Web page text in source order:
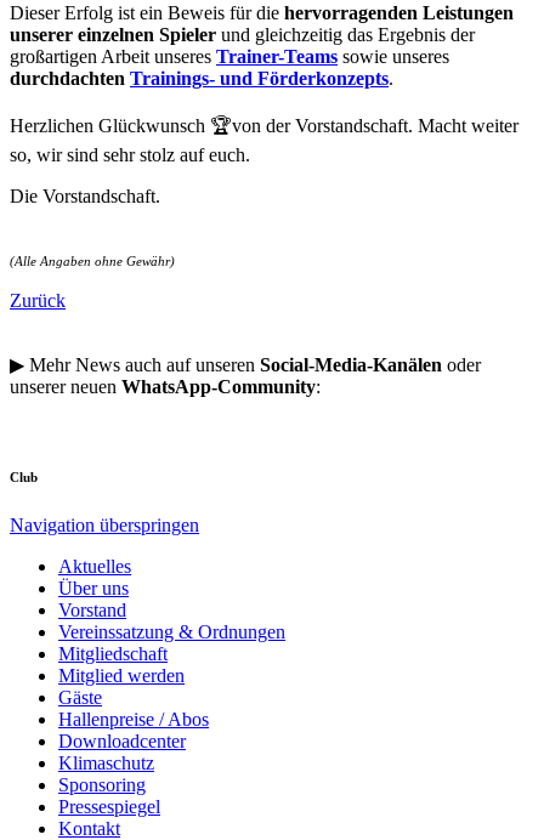
Dieser Erfolg ist ein Beweis für die hervorragenden Leistungen
unserer einzelnen Spieler und gleichzeitig das Ergebnis der
großartigen Arbeit unseres Trainer-Teams sowie unseres
durchdachten Trainings- und Förderkonzepts.
Herzlichen Glückwunsch 🏆von der Vorstandschaft. Macht weiter
so, wir sind sehr stolz auf euch.
Die Vorstandschaft.
(Alle Angaben ohne Gewähr)
Zurück
▶ Mehr News auch auf unseren Social-Media-Kanälen oder
unserer neuen WhatsApp-Community:
Club
Navigation überspringen
Aktuelles
Über uns
Vorstand
Vereinssatzung & Ordnungen
Mitgliedschaft
Mitglied werden
Gäste
Hallenpreise / Abos
Downloadcenter
Klimaschutz
Sponsoring
Pressespiegel
Kontakt